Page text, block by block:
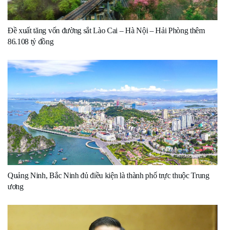
Đề xuất tăng vốn đường sắt Lào Cai – Hà Nội – Hải Phòng thêm
86.108 tỷ đồng
Quảng Ninh, Bắc Ninh đủ điều kiện là thành phố trực thuộc Trung
ương